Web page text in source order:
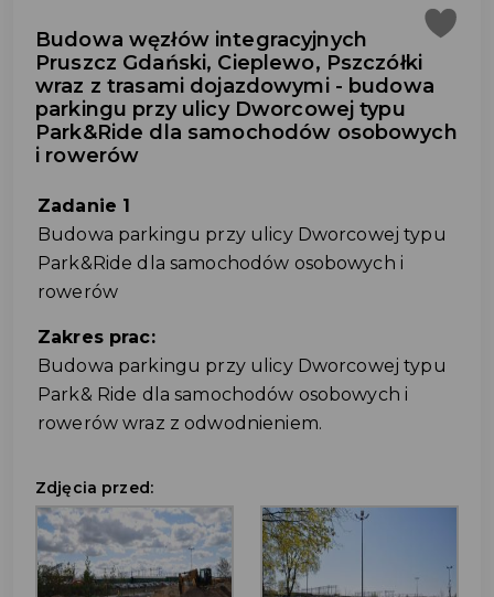
Budowa węzłów integracyjnych
Pruszcz Gdański, Cieplewo, Pszczółki
wraz z trasami dojazdowymi - budowa
parkingu przy ulicy Dworcowej typu
Park&Ride dla samochodów osobowych
i rowerów
Zadanie 1
Budowa parkingu przy ulicy Dworcowej typu
Park&Ride dla samochodów osobowych i
rowerów
Zakres prac:
Budowa parkingu przy ulicy Dworcowej typu
Park& Ride dla samochodów osobowych i
rowerów wraz z odwodnieniem.
Zdjęcia przed: